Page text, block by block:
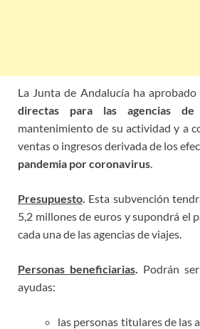
La Junta de Andalucía ha
directas para las agencias de
mantenimiento de su actividad y a
ventas o ingresos derivada de los
pandemia por coronavirus
Presupuesto Esta subvención
5,2 millones de euros y supondrá el
cada una de las agencias de viajes.
Personas beneficiarias.
Podrán
ayudas:
las personas titulares de las